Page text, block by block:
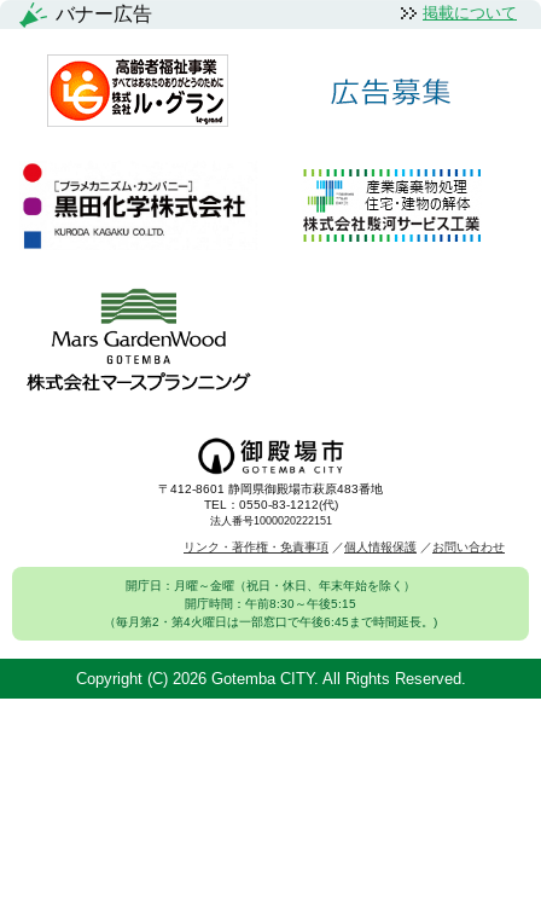
バナー広告 掲載について
〒412-8601 静岡県御殿場市萩原483番地
TEL：0550-83-1212(代)
法人番号1000020222151
リンク・著作権・免責事項 個人情報保護 お問い合わせ
開庁日：月曜～金曜（祝日・休日、年末年始を除く）
開庁時間：午前8:30～午後5:15
（毎月第2・第4火曜日は一部窓口で午後6:45まで時間延長。)
Copyright (C) 2026 Gotemba CITY. All Rights Reserved.